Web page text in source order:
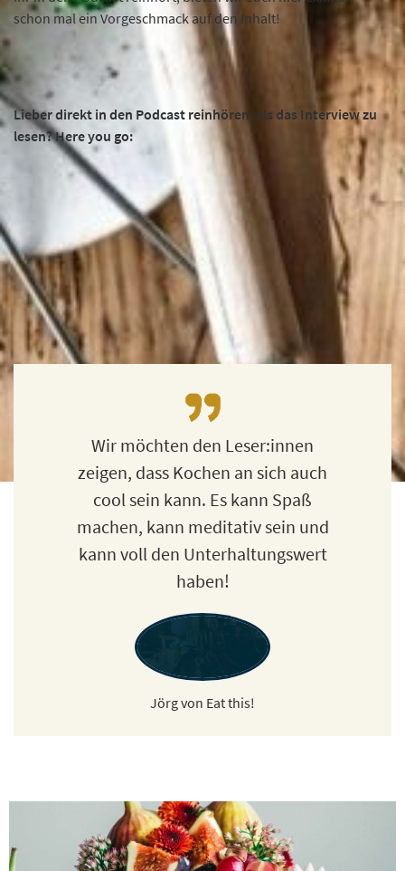
schon mal ein Vorgeschmack auf den Inhalt!
Lieber direkt in den Podcast reinhören, als das Interview zu
lesen? Here you go:
Wir möchten den Leser:innen
zeigen, dass Kochen an sich auch
cool sein kann. Es kann Spaß
machen, kann meditativ sein und
kann voll den Unterhaltungswert
haben!
Jörg von Eat this!